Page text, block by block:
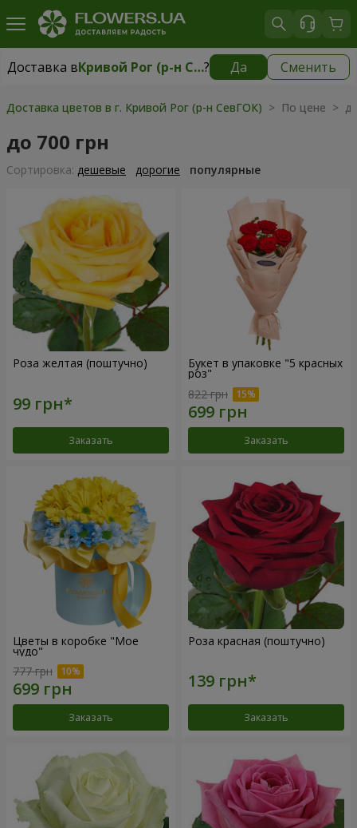
Доставка в Кривой Рог (р-н СевГОК)? Да Сменить
Доставка вКривой Рог (р-н СевГОК)|бесплатно
Доставка цветов в г. Кривой Рог (р-н СевГОК) > По цене >
до 700 грн
Cортировка: дешевые дорогие популярные
Роза желтая (поштучно)
Заказать
Букет в упаковке "5 красных
роз"
822 грн
Заказать
Цветы в коробке "Мое
чудо"
777 грн
Заказать
Роза красная (поштучно)
Заказать